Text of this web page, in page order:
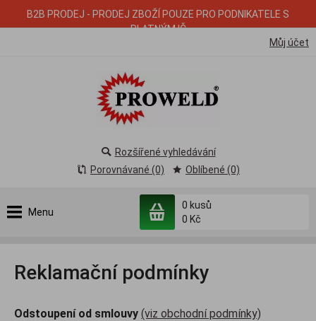
B2B PRODEJ - PRODEJ ZBOŽÍ POUZE PRO PODNIKATELE S
PLATNÝM IČ
Můj účet
Menu
0 kusů
0 Kč
Rozšířené vyhledávání
Porovnávané (0)
Oblíbené (0)
Reklamační podmínky
Odstoupení od smlouvy (viz obchodní podmínky)